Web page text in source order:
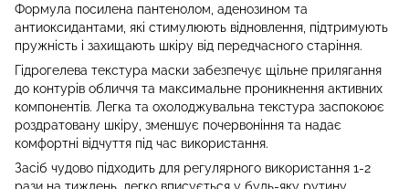
Формула посилена пантенолом, аденозином та
антиоксидантами, які стимулюють відновлення, підтримують
пружність і захищають шкіру від передчасного старіння.
Гідрогелева текстура маски забезпечує щільне прилягання
до контурів обличчя та максимальне проникнення активних
компонентів. Легка та охолоджувальна текстура заспокоює
роздратовану шкіру, зменшує почервоніння та надає
комфортні відчуття під час використання.
Засіб чудово підходить для регулярного використання 1-2